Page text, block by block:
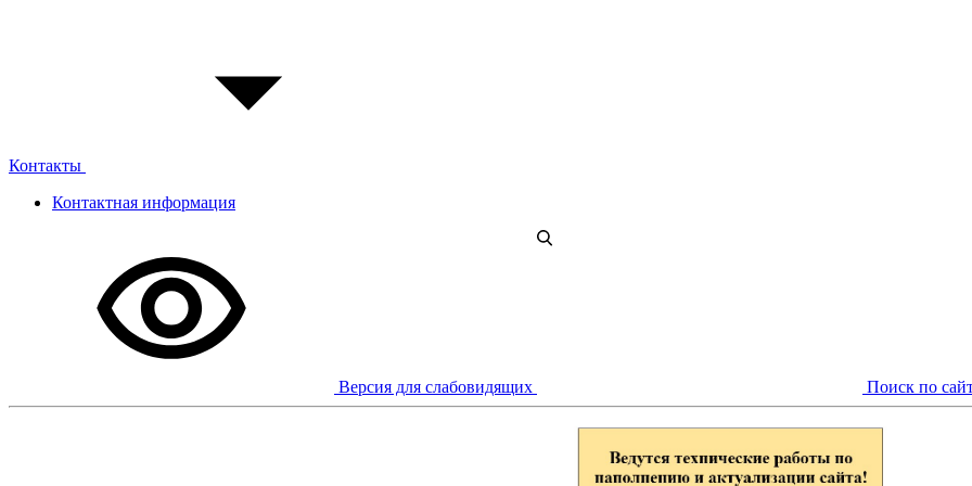
Контакты
Контактная информация
Версия для слабовидящих Поиск по